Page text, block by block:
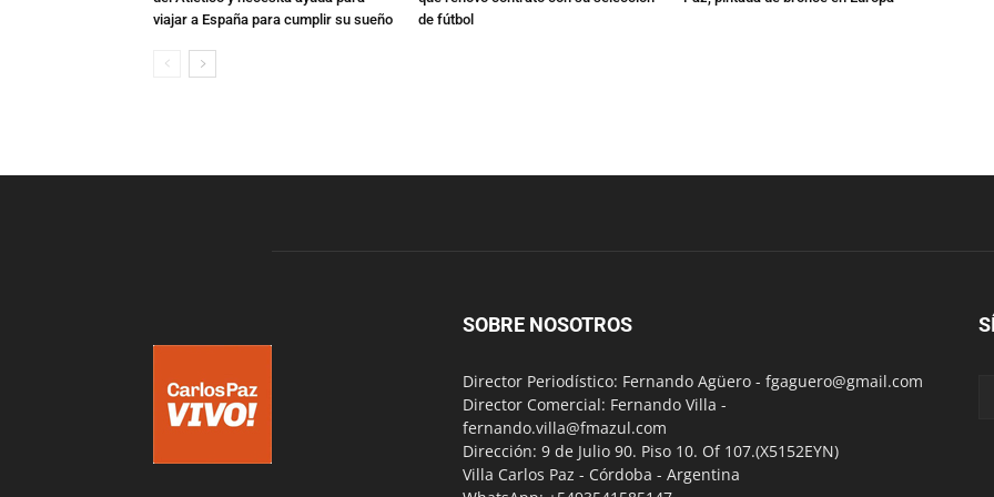
viajar a España para cumplir su sueño
de fútbol
SOBRE NOSOTROS
Director Periodístico: Fernando Agüero - fgaguero@gmail.com
Director Comercial: Fernando Villa -
fernando.villa@fmazul.com
Dirección: 9 de Julio 90. Piso 10. Of 107.(X5152EYN)
Villa Carlos Paz - Córdoba - Argentina